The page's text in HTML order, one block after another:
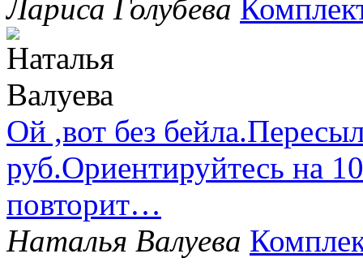
Лариса Голубева
Ой ,вот без
руб.Ориентируйтесь на
повторит…
Наталья Валуева